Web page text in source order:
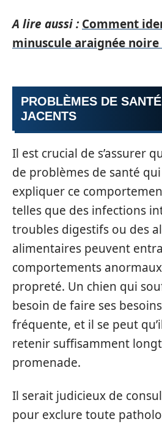
A lire aussi : Comment
minuscule araignée noire
PROBLÈMES DE
JACENTS
Il est crucial de s’assurer
de problèmes de santé
expliquer ce
telles que des infections
troubles digestifs ou des
alimentaires peuvent
comportements
propreté. Un chien qui
besoin de faire ses
fréquente, et il se peut
retenir suffisamment
promenade.
Il serait judicieux de
pour exclure toute